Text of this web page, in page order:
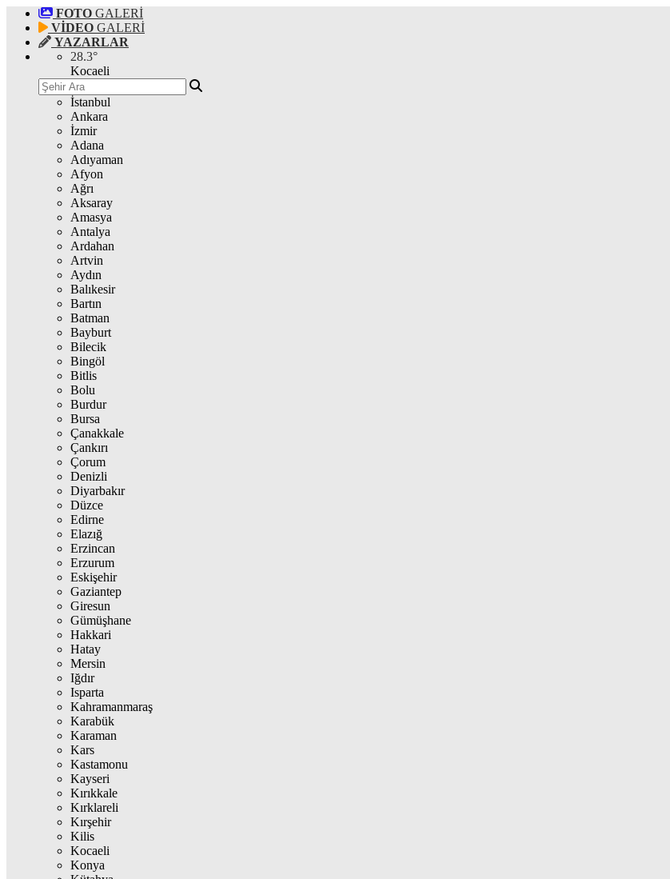
FOTO GALERİ
VİDEO GALERİ
YAZARLAR
28.3°
Kocaeli
İstanbul
Ankara
İzmir
Adana
Adıyaman
Afyon
Ağrı
Aksaray
Amasya
Antalya
Ardahan
Artvin
Aydın
Balıkesir
Bartın
Batman
Bayburt
Bilecik
Bingöl
Bitlis
Bolu
Burdur
Bursa
Çanakkale
Çankırı
Çorum
Denizli
Diyarbakır
Düzce
Edirne
Elazığ
Erzincan
Erzurum
Eskişehir
Gaziantep
Giresun
Gümüşhane
Hakkari
Hatay
Mersin
Iğdır
Isparta
Kahramanmaraş
Karabük
Karaman
Kars
Kastamonu
Kayseri
Kırıkkale
Kırklareli
Kırşehir
Kilis
Kocaeli
Konya